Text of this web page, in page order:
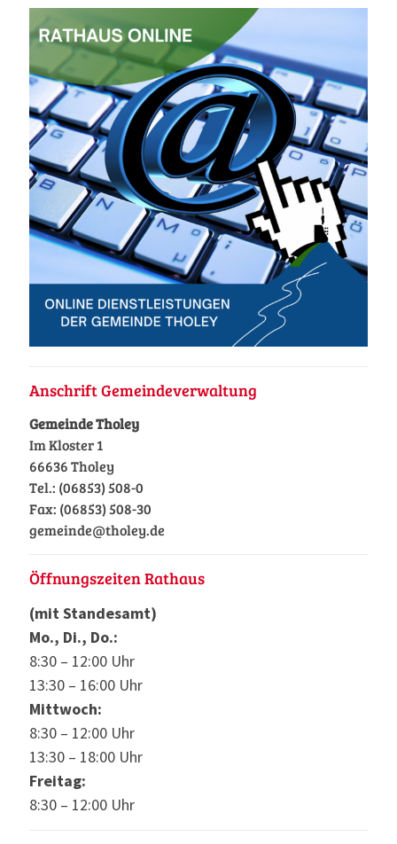
Anschrift Gemeindeverwaltung
Gemeinde Tholey
Im Kloster 1
66636 Tholey
Tel.: (06853) 508-0
Fax: (06853) 508-30
gemeinde@tholey.de
Öffnungszeiten Rathaus
(mit Standesamt)
Mo., Di., Do.:
8:30 – 12:00 Uhr
13:30 – 16:00 Uhr
Mittwoch:
8:30 – 12:00 Uhr
13:30 – 18:00 Uhr
Freitag:
8:30 – 12:00 Uhr